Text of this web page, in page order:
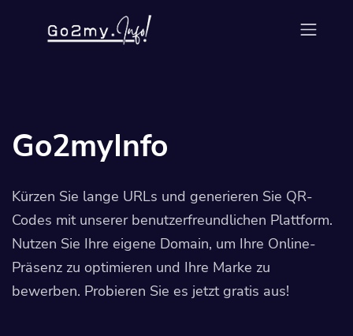
Go2myInfo
Kürzen Sie lange URLs und generieren Sie QR-
Codes mit unserer benutzerfreundlichen Plattform.
Nutzen Sie Ihre eigene Domain, um Ihre Online-
Präsenz zu optimieren und Ihre Marke zu
bewerben. Probieren Sie es jetzt gratis aus!